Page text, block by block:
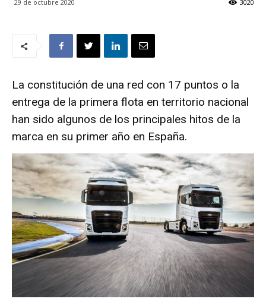
29 de octubre 2020 3020
La constitución de una red con 17 puntos o la
entrega de la primera flota en territorio nacional
han sido algunos de los principales hitos de la
marca en su primer año en España.